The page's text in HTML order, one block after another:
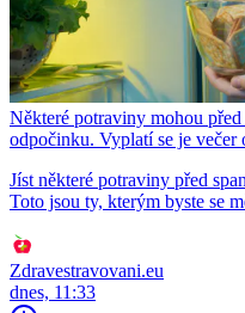
Některé potraviny mohou
odpočinku. Vyplatí se je večer
Jíst některé potraviny před
Toto jsou ty, kterým byste se
Zdravestravovani.eu
dnes, 11:33